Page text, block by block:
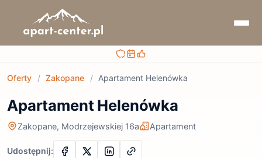
Bezpieczna rezerwacja
Sprawdzaj terminy i ceny
Obsługa przed i po rezerwacji
Oferty / Zakopane / Apartament Helenówka
Apartament Helenówka
Zakopane, Modrzejewskiej 16a Apartament
Udostępnij: